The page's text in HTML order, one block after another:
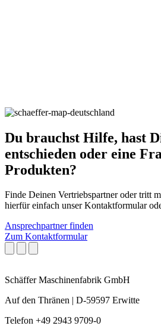
Du brauchst Hilfe, hast
entschieden oder eine
Produkten?
Finde Deinen Vertriebspartner oder tritt
hierfür einfach unser Kontaktformular
Ansprechpartner finden
Zum Kontaktformular
Schäffer Maschinenfabrik GmbH
Auf den Thränen | D-59597 Erwitte
Telefon +49 2943 9709-0